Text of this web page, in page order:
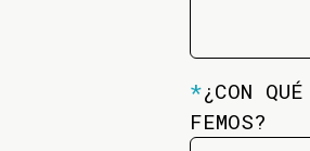
*¿CON
FEMOS?